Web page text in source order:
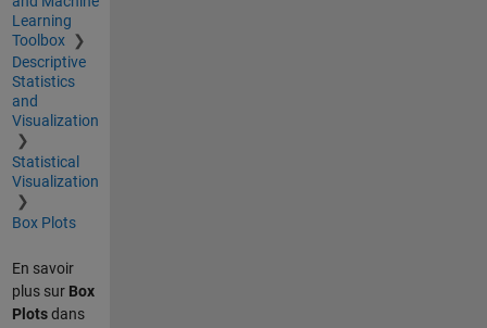
Learning
Toolbox
Descriptive
Statistics
and
Visualization
Statistical
Visualization
Box Plots
En savoir
plus sur Box
Plotsdans